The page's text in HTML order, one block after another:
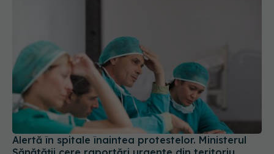
Alertă în spitale înaintea protestelor. Ministerul